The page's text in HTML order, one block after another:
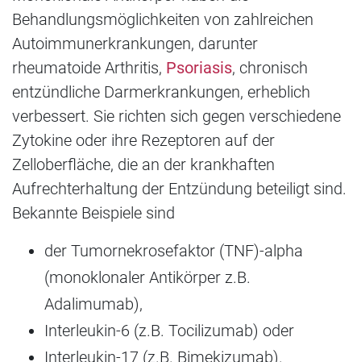
Behandlungsmöglichkeiten von zahlreichen
Autoimmunerkrankungen, darunter
rheumatoide Arthritis, Psoriasis, chronisch
entzündliche Darmerkrankungen, erheblich
verbessert. Sie richten sich gegen verschiedene
Zytokine oder ihre Rezeptoren auf der
Zelloberfläche, die an der krankhaften
Aufrechterhaltung der Entzündung beteiligt sind.
Bekannte Beispiele sind
der Tumornekrosefaktor (TNF)-alpha
(monoklonaler Antikörper z.B.
Adalimumab),
Interleukin-6 (z.B. Tocilizumab) oder
Interleukin-17 (z.B. Bimekizumab).